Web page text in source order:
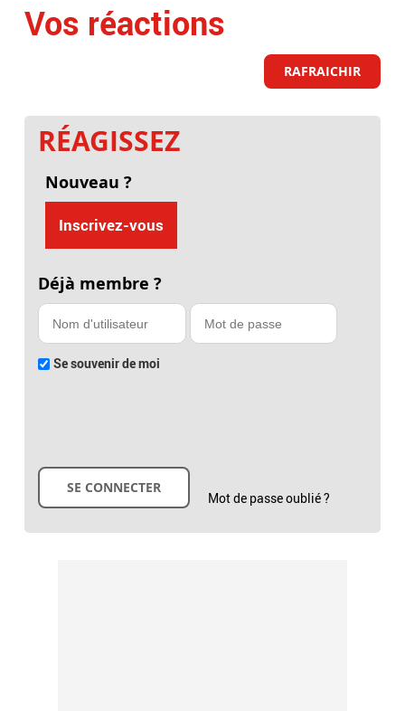
Vos réactions
RAFRAICHIR
RÉAGISSEZ
Nouveau ?
Inscrivez-vous
Déjà membre ?
Se souvenir de moi
Mot de passe oublié ?